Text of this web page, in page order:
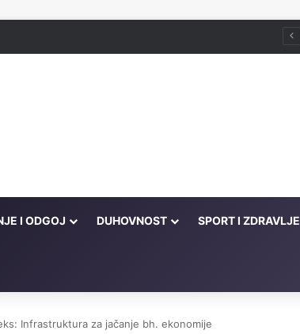
I ODGOJ DUHOVNOST SPORT I ZDRAVLJE
Infrastruktura za jačanje bh. ekonomije